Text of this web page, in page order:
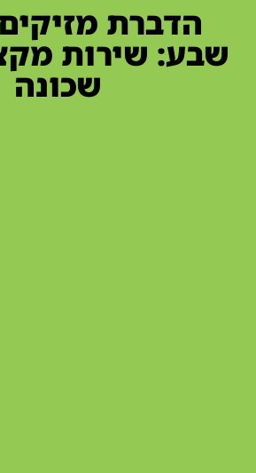
הדברת
שבע: שירות
שכונה